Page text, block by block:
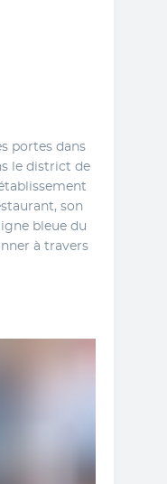
portes dans
le district de
son
bleue du
à travers